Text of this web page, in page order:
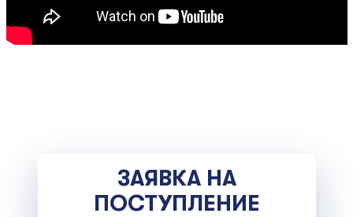
ЗАЯВКА НА
ПОСТУПЛЕНИЕ